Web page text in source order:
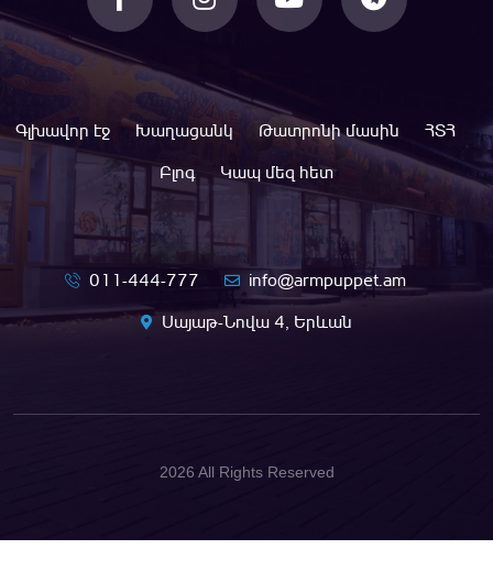
Գլխավոր էջ Խաղացանկ Թատրոնի մասին
ՀՏՀ
Բլոգ
Կապ մեզ հետ
011-444-777
info@armpuppet.am
Սայաթ-Նովա 4, Երևան
2026 All Rights Reserved